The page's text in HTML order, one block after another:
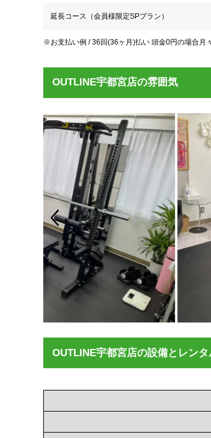
延長コース（会員様限定SPプラン）
※お支払い例 / 36回(36ヶ月)払い 頭金0円の場合月
OUTLINE宇都宮店の雰囲気
OUTLINE宇都宮店の設備とレンタ